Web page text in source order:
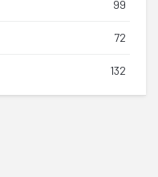
99
72
132